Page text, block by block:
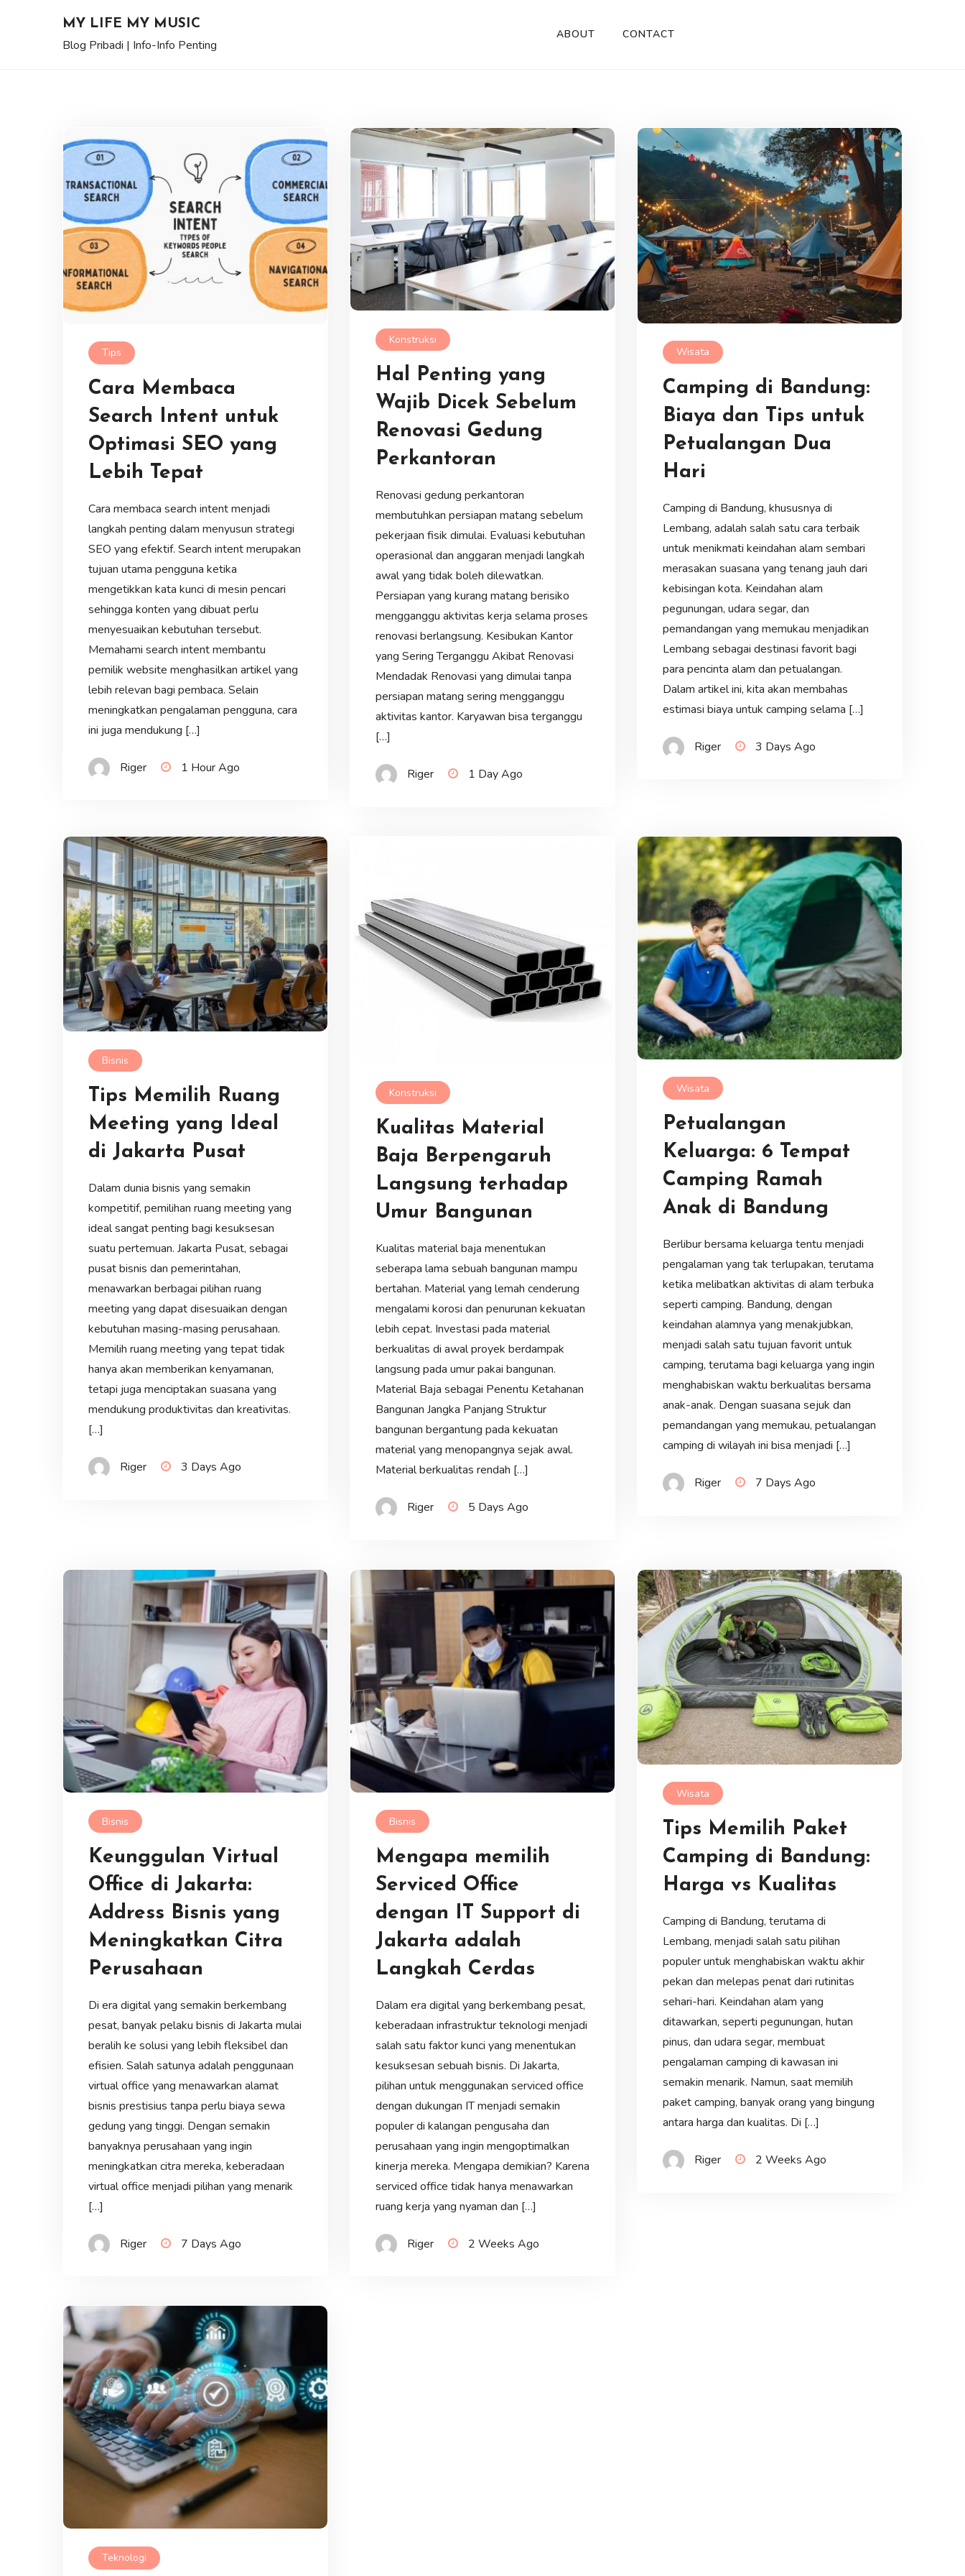
MY LIFE MY MUSIC
Blog Pribadi | Info-Info Penting
ABOUT CONTACT
Tips
Cara Membaca
Search Intent untuk
Optimasi SEO yang
Lebih Tepat
Cara membaca search intent menjadi
langkah penting dalam menyusun strategi
SEO yang efektif. Search intent merupakan
tujuan utama pengguna ketika
mengetikkan kata kunci di mesin pencari
sehingga konten yang dibuat perlu
menyesuaikan kebutuhan tersebut.
Memahami search intent membantu
pemilik website menghasilkan artikel yang
lebih relevan bagi pembaca. Selain
meningkatkan pengalaman pengguna, cara
ini juga mendukung […]
Riger 1 Hour Ago
Konstruksi
Hal Penting yang
Wajib Dicek Sebelum
Renovasi Gedung
Perkantoran
Renovasi gedung perkantoran
membutuhkan persiapan matang sebelum
pekerjaan fisik dimulai. Evaluasi kebutuhan
operasional dan anggaran menjadi langkah
awal yang tidak boleh dilewatkan.
Persiapan yang kurang matang berisiko
mengganggu aktivitas kerja selama proses
renovasi berlangsung. Kesibukan Kantor
yang Sering Terganggu Akibat Renovasi
Mendadak Renovasi yang dimulai tanpa
persiapan matang sering mengganggu
aktivitas kantor. Karyawan bisa terganggu
[…]
Riger 1 Day Ago
Wisata
Camping di Bandung:
Biaya dan Tips untuk
Petualangan Dua
Hari
Camping di Bandung, khususnya di
Lembang, adalah salah satu cara terbaik
untuk menikmati keindahan alam sembari
merasakan suasana yang tenang jauh dari
kebisingan kota. Keindahan alam
pegunungan, udara segar, dan
pemandangan yang memukau menjadikan
Lembang sebagai destinasi favorit bagi
para pencinta alam dan petualangan.
Dalam artikel ini, kita akan membahas
estimasi biaya untuk camping selama […]
Riger 3 Days Ago
Bisnis
Tips Memilih Ruang
Meeting yang Ideal
di Jakarta Pusat
Dalam dunia bisnis yang semakin
kompetitif, pemilihan ruang meeting yang
ideal sangat penting bagi kesuksesan
suatu pertemuan. Jakarta Pusat, sebagai
pusat bisnis dan pemerintahan,
menawarkan berbagai pilihan ruang
meeting yang dapat disesuaikan dengan
kebutuhan masing-masing perusahaan.
Memilih ruang meeting yang tepat tidak
hanya akan memberikan kenyamanan,
tetapi juga menciptakan suasana yang
mendukung produktivitas dan kreativitas.
[…]
Riger 3 Days Ago
Konstruksi
Kualitas Material
Baja Berpengaruh
Langsung terhadap
Umur Bangunan
Kualitas material baja menentukan
seberapa lama sebuah bangunan mampu
bertahan. Material yang lemah cenderung
mengalami korosi dan penurunan kekuatan
lebih cepat. Investasi pada material
berkualitas di awal proyek berdampak
langsung pada umur pakai bangunan.
Material Baja sebagai Penentu Ketahanan
Bangunan Jangka Panjang Struktur
bangunan bergantung pada kekuatan
material yang menopangnya sejak awal.
Material berkualitas rendah […]
Riger 5 Days Ago
Wisata
Petualangan
Keluarga: 6 Tempat
Camping Ramah
Anak di Bandung
Berlibur bersama keluarga tentu menjadi
pengalaman yang tak terlupakan, terutama
ketika melibatkan aktivitas di alam terbuka
seperti camping. Bandung, dengan
keindahan alamnya yang menakjubkan,
menjadi salah satu tujuan favorit untuk
camping, terutama bagi keluarga yang ingin
menghabiskan waktu berkualitas bersama
anak-anak. Dengan suasana sejuk dan
pemandangan yang memukau, petualangan
camping di wilayah ini bisa menjadi […]
Riger 7 Days Ago
Bisnis
Keunggulan Virtual
Office di Jakarta:
Address Bisnis yang
Meningkatkan Citra
Perusahaan
Di era digital yang semakin berkembang
pesat, banyak pelaku bisnis di Jakarta mulai
beralih ke solusi yang lebih fleksibel dan
efisien. Salah satunya adalah penggunaan
virtual office yang menawarkan alamat
bisnis prestisius tanpa perlu biaya sewa
gedung yang tinggi. Dengan semakin
banyaknya perusahaan yang ingin
meningkatkan citra mereka, keberadaan
virtual office menjadi pilihan yang menarik
[…]
Riger 7 Days Ago
Bisnis
Mengapa memilih
Serviced Office
dengan IT Support di
Jakarta adalah
Langkah Cerdas
Dalam era digital yang berkembang pesat,
keberadaan infrastruktur teknologi menjadi
salah satu faktor kunci yang menentukan
kesuksesan sebuah bisnis. Di Jakarta,
pilihan untuk menggunakan serviced office
dengan dukungan IT menjadi semakin
populer di kalangan pengusaha dan
perusahaan yang ingin mengoptimalkan
kinerja mereka. Mengapa demikian? Karena
serviced office tidak hanya menawarkan
ruang kerja yang nyaman dan […]
Riger 2 Weeks Ago
Wisata
Tips Memilih Paket
Camping di Bandung:
Harga vs Kualitas
Camping di Bandung, terutama di
Lembang, menjadi salah satu pilihan
populer untuk menghabiskan waktu akhir
pekan dan melepas penat dari rutinitas
sehari-hari. Keindahan alam yang
ditawarkan, seperti pegunungan, hutan
pinus, dan udara segar, membuat
pengalaman camping di kawasan ini
semakin menarik. Namun, saat memilih
paket camping, banyak orang yang bingung
antara harga dan kualitas. Di […]
Riger 2 Weeks Ago
Teknologi